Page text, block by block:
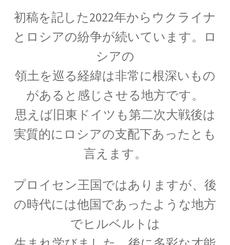
察】
A・J・フレネル
【光が横波であると説明しての偏向
や屈折を説明】
【量子力学的効果をデバイスで具現化】
C・A・ドップラー
初稿を記した2022年からウクライナ
とロシアの紛争が続いています。
ロ
シアの
領土を巡る経緯は非常に根深いもの
があると感じさせる地方です。
思えば旧東ドイツも第二次大戦後は
実質的にロシアの支配下あったとも
言えます。
プロイセン王国ではありますが、後
の時代には他国であったような地方
でヒルベルトは